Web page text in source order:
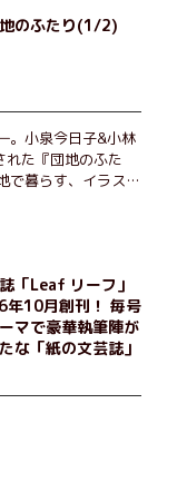
のふたり(1/2)
小泉今日子&小林
れた『団地のふた
暮らす、イラスト
所のおばちゃんの
ふたりだけの「台
身、幼なじみの変
日々を描く。
「Leaf リーフ」
年10月創刊！ 毎号
マで豪華執筆陣が
な「紙の文芸誌」